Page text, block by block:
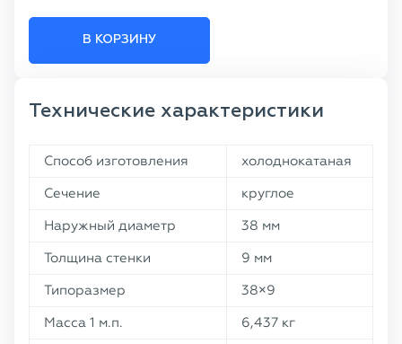
В КОРЗИНУ
Технические характеристики
Способ изготовления
холоднокатаная
Сечение
круглое
Наружный диаметр
38 мм
Толщина стенки
9 мм
Типоразмер
38×9
Масса 1 м.п.
6,437 кг